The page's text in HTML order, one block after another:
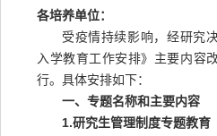
各培养单位：
受疫情持续影响，经研究
入学教育工作安排》主要内容
行。具体安排如下：
一、专题名称和主要内容
1.研究生管理制度专题教育